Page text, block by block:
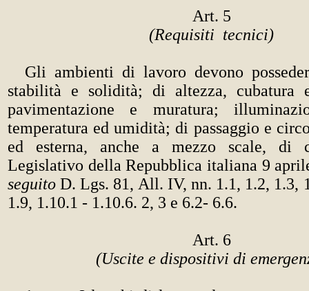
Art. 5
(Requisiti tecnici)
Gli ambienti di lavoro devono
stabilità e solidità; di altezza, cubatura
pavimentazione e muratura;
temperatura ed umidità; di passaggio e
ed esterna, anche a mezzo scale, di
Legislativo della Repubblica italiana 9
seguitoD. Lgs. 81, All. IV, nn. 1.1, 1.2, 1.3,
1.9, 1.10.1 - 1.10.6. 2, 3 e 6.2- 6.6.
Art. 6
(Uscite e dispositivi di